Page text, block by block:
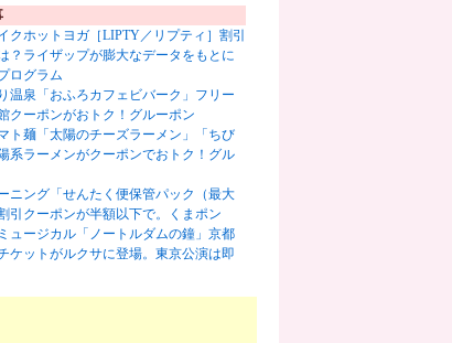
クホットヨガ［LIPTY／リプティ］割引
？ライザップが膨大なデータをもとに
ログラム
温泉「おふろカフェビバーク」フリー
クーポンがおトク！グルーポン
ト麺「太陽のチーズラーメン」「ちび
系ラーメンがクーポンでおトク！グル
ニング「せんたく便保管パック（最大
引クーポンが半額以下で。くまポン
ュージカル「ノートルダムの鐘」京都
ケットがルクサに登場。東京公演は即